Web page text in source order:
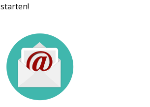
starten!